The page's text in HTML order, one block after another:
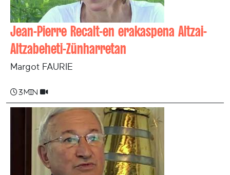
Jean-Pierre Recalt-en erakaspena Altzai-
Altzabeheti-Zünharretan
Margot FAURIE
3 min